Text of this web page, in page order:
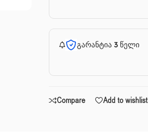
გარანტია 3 წელი
Compare Add to wishlist